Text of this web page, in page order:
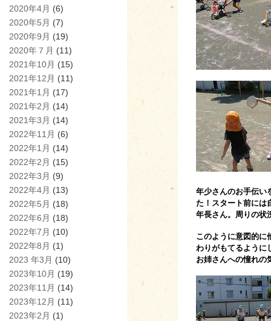
2020年4月 (6)
2020年5月 (7)
2020年9月 (19)
2020年７月 (11)
2021年10月 (15)
2021年12月 (11)
2021年1月 (17)
2021年2月 (14)
2021年3月 (14)
2022年11月 (6)
2022年1月 (14)
2022年2月 (15)
2022年3月 (9)
2022年4月 (13)
2022年5月 (18)
2022年6月 (18)
2022年7月 (10)
2022年8月 (1)
2023 年3月 (10)
2023年10月 (19)
2023年11月 (14)
2023年12月 (11)
2023年2月 (1)
年少さんのお手伝い
た！スタート前には
年長さん。周りの状
このように意図的に
わりがもてるように
お姉さんへの憧れの